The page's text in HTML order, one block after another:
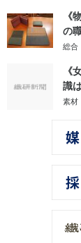
《
の
総合
《
識
素材